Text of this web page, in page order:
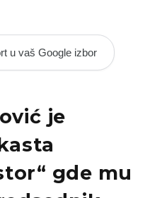
u vaš Google izbor
je
gde mu